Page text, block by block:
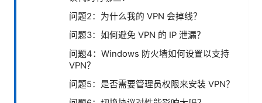
问题2：为什么我的 VPN 会掉线？
问题3：如何避免 VPN 的 IP 泄漏？
问题4：Windows 防火墙如何设置以支持
VPN？
问题5：是否需要管理员权限来安装 VPN？